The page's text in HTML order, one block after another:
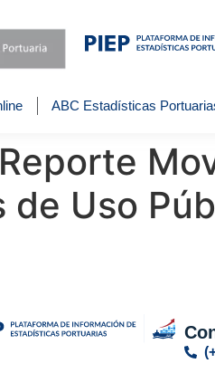
ABC Estadísticas
de Uso